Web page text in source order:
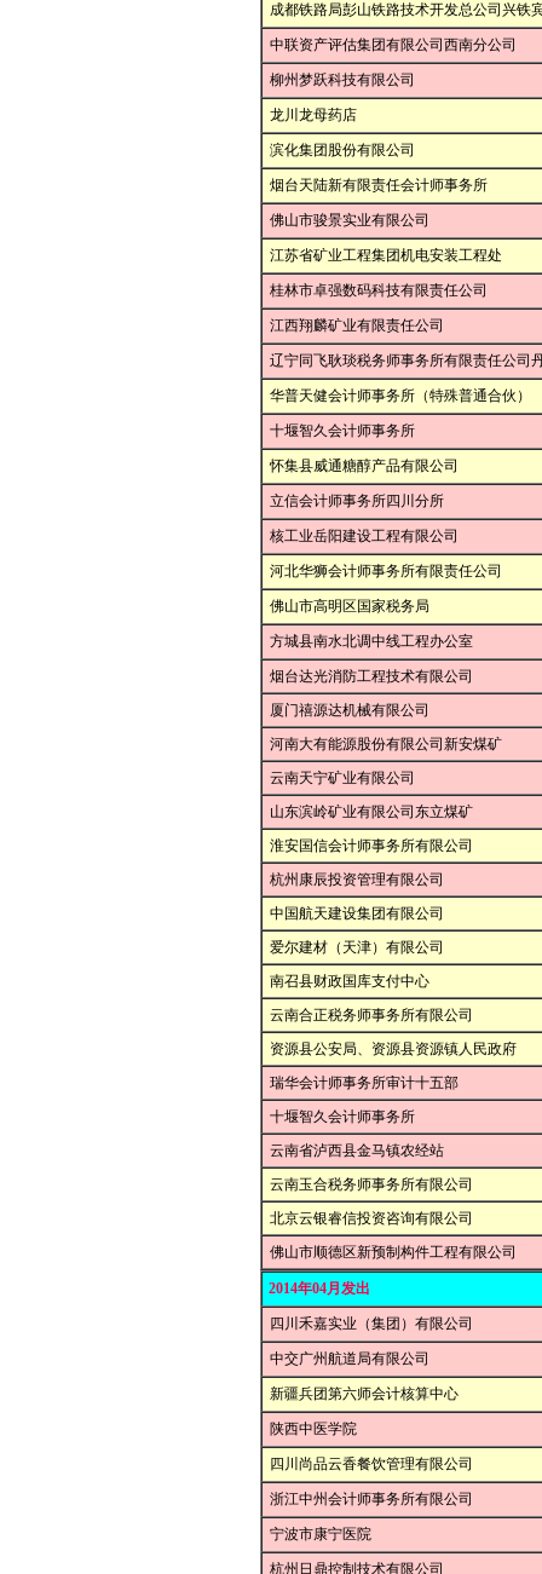
成都铁路局彭山铁路技术开发总公司兴铁
中联资产评估集团有限公司西南分公司
柳州梦跃科技有限公司
龙川龙母药店
滨化集团股份有限公司
烟台天陆新有限责任会计师事务所
佛山市骏景实业有限公司
江苏省矿业工程集团机电安装工程处
桂林市卓强数码科技有限责任公司
江西翔麟矿业有限责任公司
辽宁同飞耿琰税务师事务所有限责任公司
华普天健会计师事务所（特殊普通合伙）
十堰智久会计师事务所
怀集县威通糖醇产品有限公司
立信会计师事务所四川分所
核工业岳阳建设工程有限公司
河北华狮会计师事务所有限责任公司
佛山市高明区国家税务局
方城县南水北调中线工程办公室
烟台达光消防工程技术有限公司
厦门禧源达机械有限公司
河南大有能源股份有限公司新安煤矿
云南天宁矿业有限公司
山东滨岭矿业有限公司东立煤矿
淮安国信会计师事务所有限公司
杭州康辰投资管理有限公司
中国航天建设集团有限公司
爱尔建材（天津）有限公司
南召县财政国库支付中心
云南合正税务师事务所有限公司
资源县公安局、资源县资源镇人民政府
瑞华会计师事务所审计十五部
十堰智久会计师事务所
云南省泸西县金马镇农经站
云南玉合税务师事务所有限公司
北京云银睿信投资咨询有限公司
佛山市顺德区新预制构件工程有限公司
2014年04月发出
四川禾嘉实业（集团）有限公司
中交广州航道局有限公司
新疆兵团第六师会计核算中心
陕西中医学院
四川尚品云香餐饮管理有限公司
浙江中州会计师事务所有限公司
宁波市康宁医院
杭州日鼎控制技术有限公司